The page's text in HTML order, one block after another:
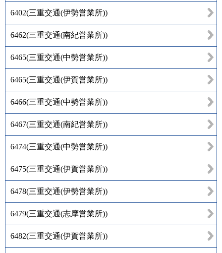
6402(三重交通(伊勢営業所))
6462(三重交通(南紀営業所))
6465(三重交通(中勢営業所))
6465(三重交通(伊賀営業所))
6466(三重交通(中勢営業所))
6467(三重交通(南紀営業所))
6474(三重交通(中勢営業所))
6475(三重交通(伊賀営業所))
6478(三重交通(伊勢営業所))
6479(三重交通(志摩営業所))
6482(三重交通(伊賀営業所))